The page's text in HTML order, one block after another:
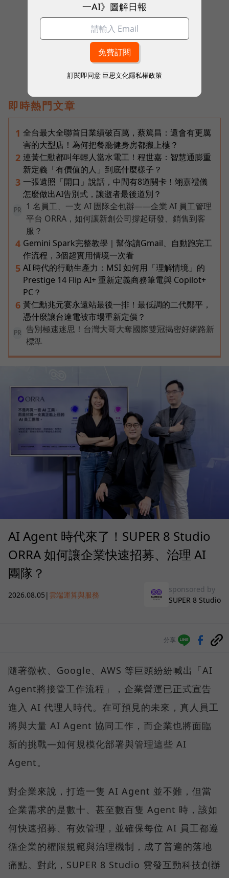
往下滑看下一篇文章
即時熱門文章
1 全台最大全聯首日業績破百萬，蔡篤昌：還會有更厲
害的大型店！為何把餐廳健身房都搬上樓？
2 連黃仁勳都叫年輕人當水電工！程世嘉：智慧通膨重
新定義「有價值的人」到底什麼樣子？
3 一張遺照「開口」說話，中間有8道關卡！翊嘉禮儀
怎麼做出AI告別式，讓逝者最後道別？
PR
1 名員工、一支 AI 團隊全包辦——企業 AI 員工管理
平台 ORRA，如何讓新創公司撐起研發、銷售到客
服？
4 Gemini Spark完整教學｜幫你讀Gmail、自動跑完工
作流程，3個超實用情境一次看
5 AI 時代的行動生產力：MSI 如何用「理解情境」的
Prestige 14 Flip AI+ 重新定義商務筆電與 Copilot+
PC？
6 黃仁勳兆元宴永遠站最後一排！最低調的二代鄭平，
憑什麼讓台達電被市場重新定價？
PR
告別極速迷思！台灣大哥大奪國際雙冠揭密好網路新
標準
AI Agent 時代來了！SUPER 8 Studio
ORRA 如何讓企業快速招募、治理 AI
團隊？
2026.08.05 | 雲端運算與服務
sponsored by
SUPER 8 Studio
分享
隨著微軟、Google、AWS 等巨頭紛紛喊出「AI
Agent將接管工作流程」，企業營運已正式宣告
進入 AI 代理人時代。在可預見的未來，真人員工
將與大量 AI Agent 協同工作，而企業也將面臨
新的挑戰—如何規模化部署與管理這些 AI
Agent。
對企業來說，打造一隻 AI Agent 並不難，但當
企業需求的是數十、甚至數百隻 Agent 時，該如
何快速招募、有效管理，並確保每位 AI 員工都遵
循企業的權限規範與治理機制，成了普遍的落地
痛點。對此，SUPER 8 Studio 雲發互動科技創辦
一AI》圖解日報
訂閱即同意 巨思文化隱私權政策